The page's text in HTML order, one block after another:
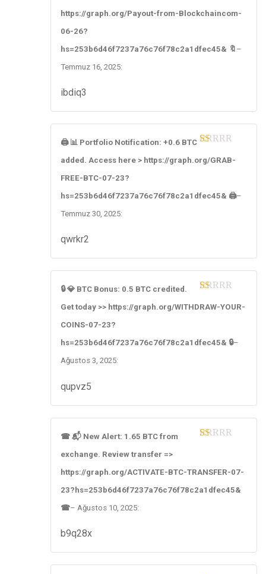
ou
5
https://graph.org/Payout-from-Blockchaincom-
06-26?
hs=253b6d46f7237a76c76f78c2a1dfec45& 🔖 –
Temmuz 16, 2025:
ibdiq3
ou
5
🖨 📊 Portfolio Notification: +0.6 BTC
added. Access here > https://graph.org/GRAB-
FREE-BTC-07-23?
hs=253b6d46f7237a76c76f78c2a1dfec45& 🖨–
Temmuz 30, 2025:
qwrkr2
ou
5
🔒 💎 BTC Bonus: 0.5 BTC credited.
Get today >> https://graph.org/WITHDRAW-YOUR-
COINS-07-23?
hs=253b6d46f7237a76c76f78c2a1dfec45& 🔒–
Ağustos 3, 2025:
qupvz5
of
☎ 📬 New Alert: 1.65 BTC from
exchange. Review transfer =>
https://graph.org/ACTIVATE-BTC-TRANSFER-07-
23?hs=253b6d46f7237a76c76f78c2a1dfec45&
☎– Ağustos 10, 2025:
b9q28x